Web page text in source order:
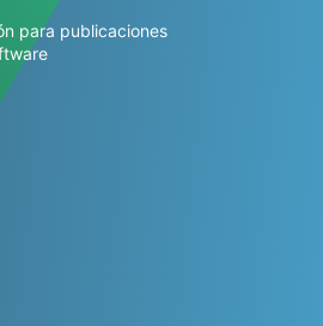
para publicaciones